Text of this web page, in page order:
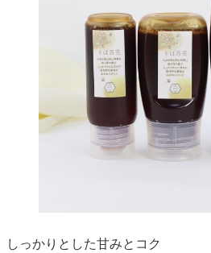
しっかりとした甘みとコク